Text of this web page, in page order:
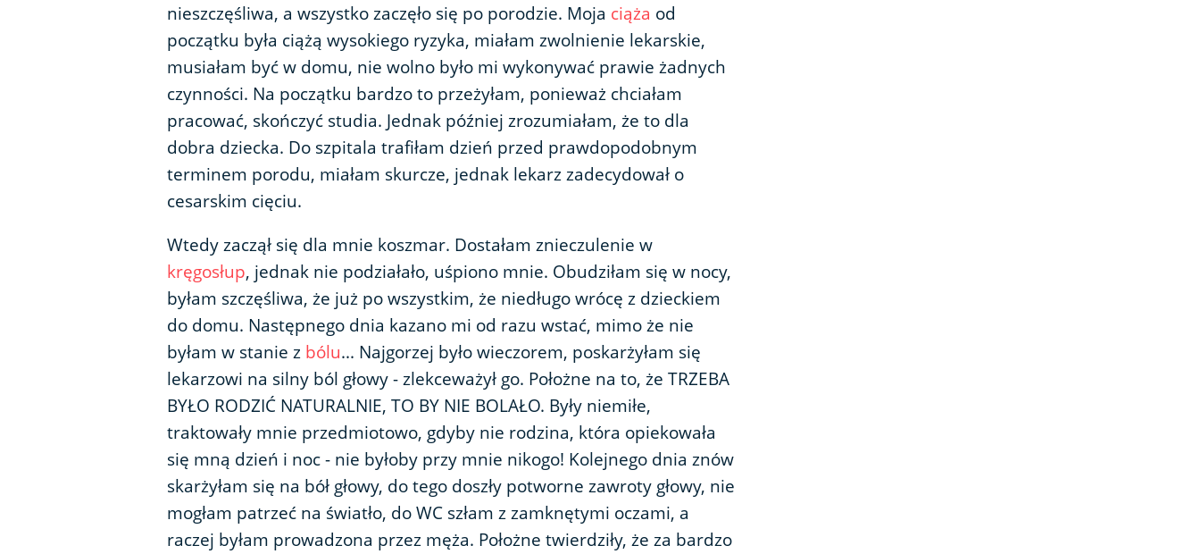
nieszczęśliwa, a wszystko zaczęło się po porodzie. Moja ciąża od
początku była ciążą wysokiego ryzyka, miałam zwolnienie lekarskie,
musiałam być w domu, nie wolno było mi wykonywać prawie żadnych
czynności. Na początku bardzo to przeżyłam, ponieważ chciałam
pracować, skończyć studia. Jednak później zrozumiałam, że to dla
dobra dziecka. Do szpitala trafiłam dzień przed prawdopodobnym
terminem porodu, miałam skurcze, jednak lekarz zadecydował o
cesarskim cięciu.
Wtedy zaczął się dla mnie koszmar. Dostałam znieczulenie w
kręgosłup, jednak nie podziałało, uśpiono mnie. Obudziłam się w nocy,
byłam szczęśliwa, że już po wszystkim, że niedługo wrócę z dzieckiem
do domu. Następnego dnia kazano mi od razu wstać, mimo że nie
byłam w stanie z bólu... Najgorzej było wieczorem, poskarżyłam się
lekarzowi na silny ból głowy - zlekceważył go. Położne na to, że TRZEBA
BYŁO RODZIĆ NATURALNIE, TO BY NIE BOLAŁO. Były niemiłe,
traktowały mnie przedmiotowo, gdyby nie rodzina, która opiekowała
się mną dzień i noc - nie byłoby przy mnie nikogo! Kolejnego dnia znów
skarżyłam się na bół głowy, do tego doszły potworne zawroty głowy, nie
mogłam patrzeć na światło, do WC szłam z zamknętymi oczami, a
raczej byłam prowadzona przez męża. Położne twierdziły, że za bardzo